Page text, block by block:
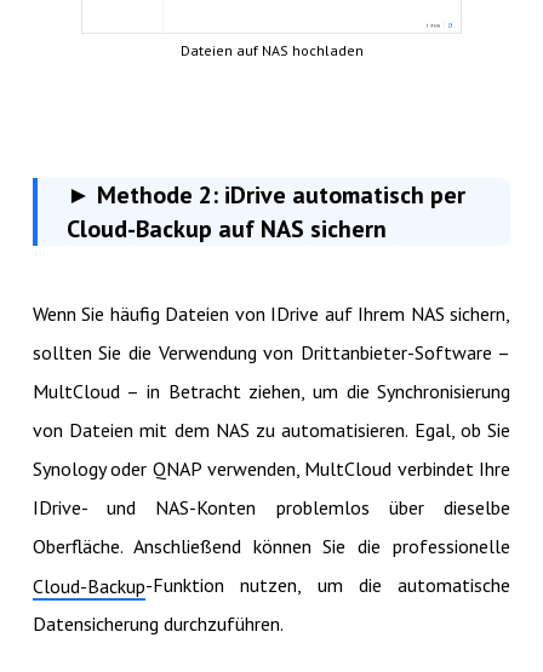
Dateien auf NAS hochladen
► Methode 2: iDrive automatisch per
Cloud-Backup auf NAS sichern
Wenn Sie häufig Dateien von IDrive auf Ihrem NAS sichern,
sollten Sie die Verwendung von Drittanbieter-Software –
MultCloud – in Betracht ziehen, um die Synchronisierung
von Dateien mit dem NAS zu automatisieren. Egal, ob Sie
Synology oder QNAP verwenden, MultCloud verbindet Ihre
IDrive- und NAS-Konten problemlos über dieselbe
Oberfläche. Anschließend können Sie die professionelle
Cloud-Backup-Funktion nutzen, um die automatische
Datensicherung durchzuführen.